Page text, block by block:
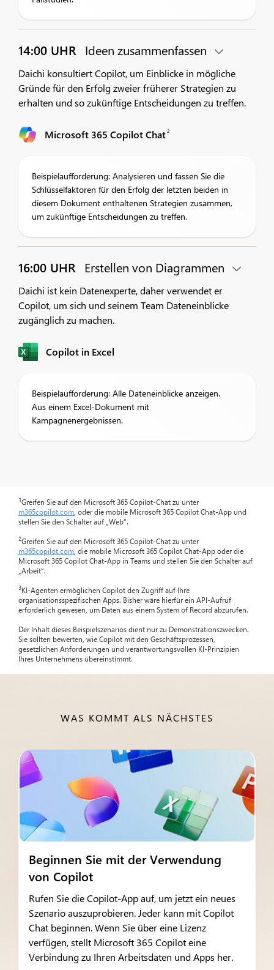
14:00 UHR Ideen zusammenfassen
Daichi konsultiert Copilot, um Einblicke in mögliche
Gründe für den Erfolg zweier früherer Strategien zu
erhalten und so zukünftige Entscheidungen zu treffen.
Microsoft 365 Copilot Chat2
Beispielaufforderung: Analysieren und fassen Sie die
Schlüsselfaktoren für den Erfolg der letzten beiden in
diesem Dokument enthaltenen Strategien zusammen,
um zukünftige Entscheidungen zu treffen.
16:00 UHR Erstellen von Diagrammen
Daichi ist kein Datenexperte, daher verwendet er
Copilot, um sich und seinem Team Dateneinblicke
zugänglich zu machen.
Copilot in Excel
Beispielaufforderung: Alle Dateneinblicke anzeigen.
Aus einem Excel-Dokument mit
Kampagnenergebnissen.
1Greifen Sie auf den Microsoft 365 Copilot-Chat zu unter
m365copilot.com , oder die mobile Microsoft 365 Copilot Chat-App und
stellen Sie den Schalter auf „Web“.
2Greifen Sie auf den Microsoft 365 Copilot-Chat zu unter
m365copilot.com , die mobile Microsoft 365 Copilot Chat-App oder die
Microsoft 365 Copilot Chat-App in Teams und stellen Sie den Schalter auf
„Arbeit“.
3KI-Agenten ermöglichen Copilot den Zugriff auf Ihre
organisationsspezifischen Apps. Bisher wäre hierfür ein API-Aufruf
erforderlich gewesen, um Daten aus einem System of Record abzurufen.
Der Inhalt dieses Beispielszenarios dient nur zu Demonstrationszwecken.
Sie sollten bewerten, wie Copilot mit den Geschäftsprozessen,
gesetzlichen Anforderungen und verantwortungsvollen KI-Prinzipien
Ihres Unternehmens übereinstimmt.
WAS KOMMT ALS NÄCHSTES
Beginnen Sie mit der Verwendung
von Copilot
Rufen Sie die Copilot-App auf, um jetzt ein neues
Szenario auszuprobieren. Jeder kann mit Copilot
Chat beginnen. Wenn Sie über eine Lizenz
verfügen, stellt Microsoft 365 Copilot eine
Verbindung zu Ihren Arbeitsdaten und Apps her.